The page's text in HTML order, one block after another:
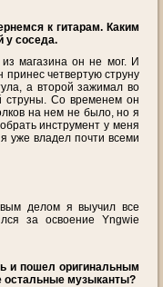
к гитарам. Каким
у соседа.
магазина он не мог. И
четвертую струну
а второй зажимал во
струны. Со временем он
на нем не было, но я
инструмент у меня
я уже владел почти всеми
делом я выучил все
за освоение Yngwie
и пошел оригинальным
остальные музыканты?